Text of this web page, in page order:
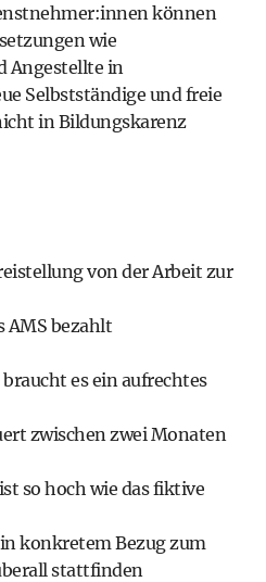
können
wie
Angestellte in
Selbstständige und freie
in Bildungskarenz
von der Arbeit zur
AMS bezahlt
es ein aufrechtes
zwischen zwei Monaten
so hoch wie das fiktive
konkretem Bezug zum
stattfinden